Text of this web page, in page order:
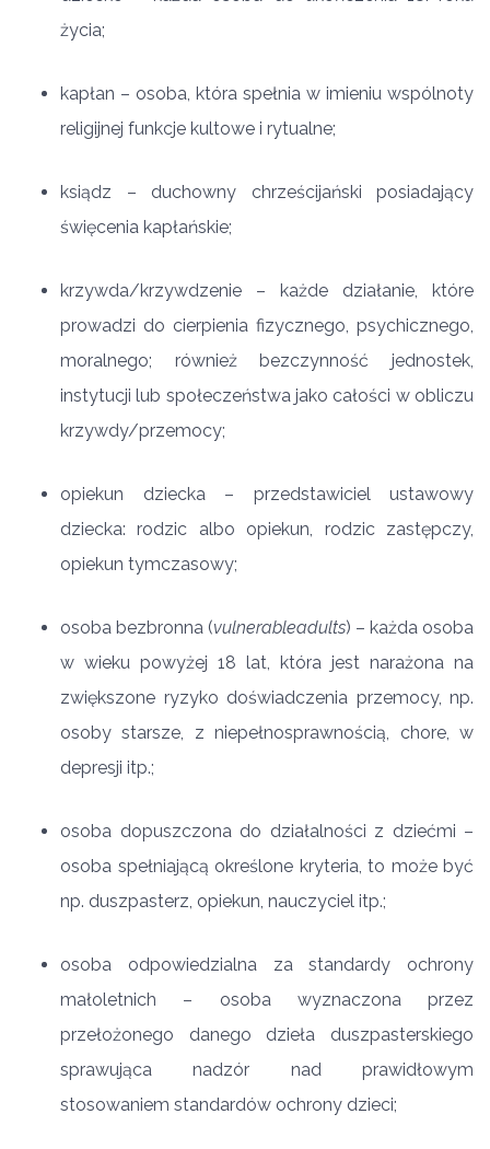
życia;
kapłan – osoba, która spełnia w imieniu wspólnoty
religijnej funkcje kultowe i rytualne;
ksiądz – duchowny chrześcijański posiadający
święcenia kapłańskie;
krzywda/krzywdzenie – każde działanie, które
prowadzi do cierpienia fizycznego, psychicznego,
moralnego; również bezczynność jednostek,
instytucji lub społeczeństwa jako całości w obliczu
krzywdy/przemocy;
opiekun dziecka – przedstawiciel ustawowy
dziecka: rodzic albo opiekun, rodzic zastępczy,
opiekun tymczasowy;
osoba bezbronna (vulnerableadults) – każda osoba
w wieku powyżej 18 lat, która jest narażona na
zwiększone ryzyko doświadczenia przemocy, np.
osoby starsze, z niepełnosprawnością, chore, w
depresji itp.;
osoba dopuszczona do działalności z dziećmi –
osoba spełniającą określone kryteria, to może być
np. duszpasterz, opiekun, nauczyciel itp.;
osoba odpowiedzialna za standardy ochrony
małoletnich – osoba wyznaczona przez
przełożonego danego dzieła duszpasterskiego
sprawująca nadzór nad prawidłowym
stosowaniem standardów ochrony dzieci;